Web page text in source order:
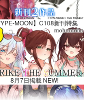
MOON】C108新刊特集
8月7日掲載 NEW!